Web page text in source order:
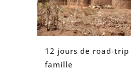
12 jours de road-trip
famille